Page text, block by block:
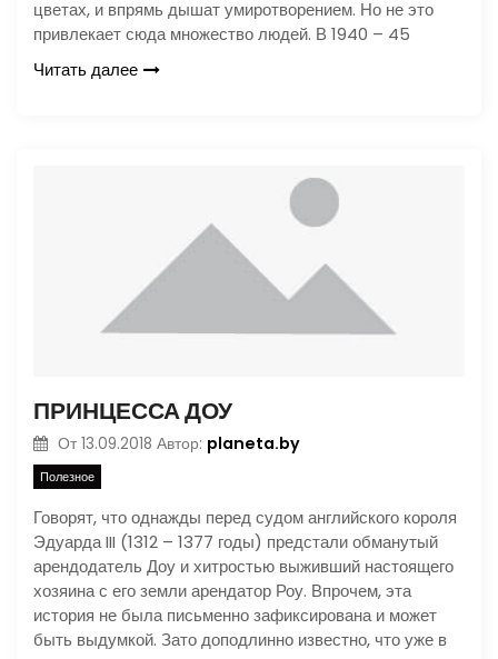
цветах, и впрямь дышат умиротворением. Но не это
привлекает сюда множество людей. В 1940 – 45
Читать далее
ПРИНЦЕССА ДОУ
От 13.09.2018 Автор: planeta.by
Полезное
Говорят, что однажды перед судом английского короля
Эдуарда III (1312 – 1377 годы) предстали обманутый
арендодатель Доу и хитростью выживший настоящего
хозяина с его земли арендатор Роу. Впрочем, эта
история не была письменно зафиксирована и может
быть выдумкой. Зато доподлинно известно, что уже в